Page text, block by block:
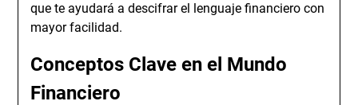
que te ayudará a descifrar el lenguaje financiero con
mayor facilidad.
Conceptos Clave en el Mundo
Financiero